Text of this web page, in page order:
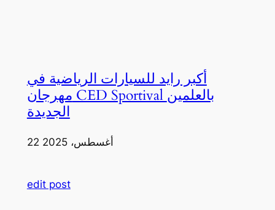
أكبر رايد للسيارات الرياضية في
مهرجان CED Sportival بالعلمين
الجديدة
22 أغسطس، 2025
edit post